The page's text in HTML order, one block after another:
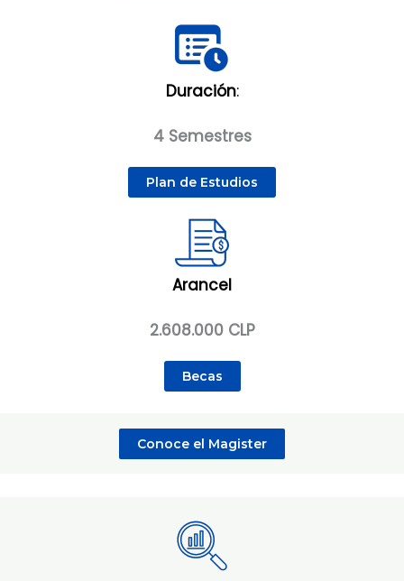
Duración:
4 Semestres
Plan de Estudios
Arancel
2.608.000 CLP
Becas
Conoce el Magister